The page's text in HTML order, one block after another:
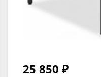
25 850 ₽